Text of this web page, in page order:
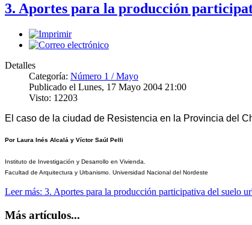
3. Aportes para la producción
Detalles
Categoría: Número 1 / Mayo
Publicado el Lunes, 17 Mayo 2004 21:00
Visto: 12203
El caso de la ciudad de Resistencia en la Provincia del
Por Laura Inés Alcalá y Víctor Saúl Pelli
Instituto de Investigación y Desarrollo en Vivienda.
Facultad de Arquitectura y Urbanismo. Universidad Nacional del Nordeste
Leer más: 3. Aportes para la producción participativa del suelo
Más artículos...